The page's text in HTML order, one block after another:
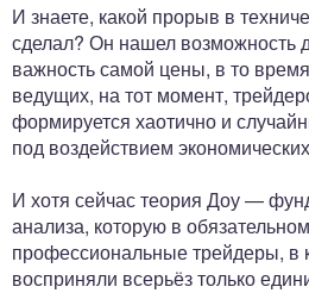
И знаете, какой прорыв в
сделал? Он нашел возможность
важность самой цены, в то
ведущих, на тот момент,
формируется хаотично и
под воздействием
И хотя сейчас теория Доу —
анализа, которую в
профессиональные трейдеры, в
восприняли всерьёз только